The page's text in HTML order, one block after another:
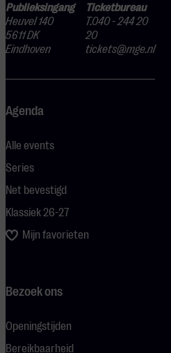
Publieksingang
Heuvel 140
5611 DK
Eindhoven
Ticketbureau
T.040 - 244 20
20
tickets@mge.nl
Agenda
Alle events
Series
Net bevestigd
Klassiek 26-27
Mijn favorieten
Bezoek ons
Openingstijden
Bereikbaarheid